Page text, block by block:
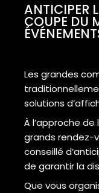
ANTICIPER
COUPE DU
Les grandes
solutions
À l’approche
grands rendez-
conseillé
de garantir la
Que vous